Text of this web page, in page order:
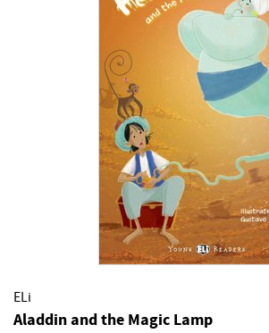
ELi
Aladdin and the Magic Lamp